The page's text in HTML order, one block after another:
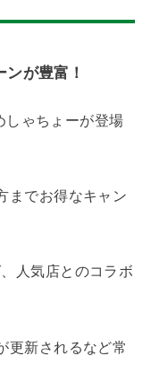
が豊富！
しゃちょーが登場
までお得なキャン
人気店とのコラボ
更新されるなど常